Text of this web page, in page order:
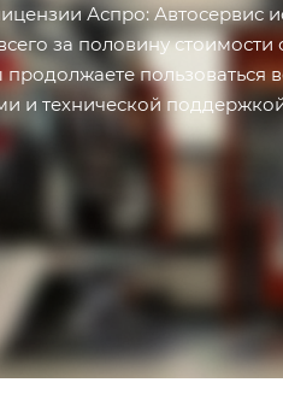
Аспро: Автосервис
за половину
пользоваться
и технической